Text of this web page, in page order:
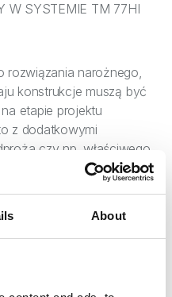
About
W SYSTEMIE TM 77HI
rozwiązania narożnego,
konstrukcje muszą być
etapie projektu
z dodatkowymi
czy np. właściwego
są one bardziej narażone
dlatego
dobrymi
które oferuje Yawal.